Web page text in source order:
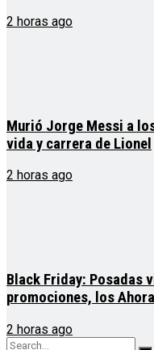
2 horas ago
Murió Jorge Messi a
vida y carrera de Lionel
2 horas ago
Black Friday: Posadas
promociones, los
2 horas ago